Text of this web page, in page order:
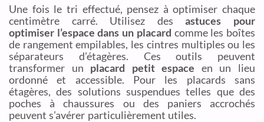
Une fois le tri effectué, pensez à optimiser chaque
centimètre carré. Utilisez desastuces pour
optimiser l’espace dans un placard comme les boîtes
de rangement empilables, les cintres multiples ou les
séparateurs d’étagères. Ces outils peuvent
transformer un placard petit espace en un lieu
ordonné et accessible. Pour les placards sans
étagères, des solutions suspendues telles que des
poches à chaussures ou des paniers accrochés
peuvent s’avérer particulièrement utiles.